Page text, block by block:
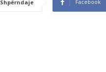
Shpërndaje Facebook